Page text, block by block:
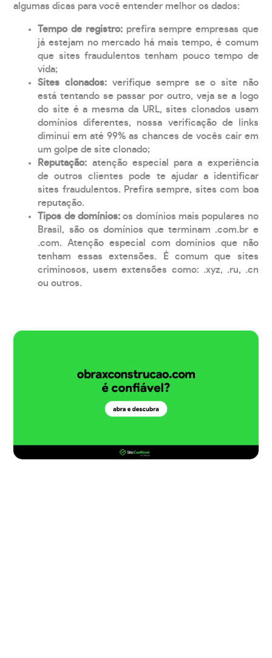
algumas dicas para você entender melhor os dados:
Tempo de registro: prefira sempre empresas que
já estejam no mercado há mais tempo, é comum
que sites fraudulentos tenham pouco tempo de
vida;
Sites clonados: verifique sempre se o site não
está tentando se passar por outro, veja se a logo
do site é a mesma da URL, sites clonados usam
domínios diferentes, nossa verificação de links
diminui em até 99% as chances de vocês cair em
um golpe de site clonado;
Reputação: atenção especial para a experiência
de outros clientes pode te ajudar a identificar
sites fraudulentos. Prefira sempre, sites com boa
reputação.
Tipos de domínios:os domínios mais populares no
Brasil, são os domínios que terminam .com.br e
.com. Atenção especial com domínios que não
tenham essas extensões. É comum que sites
criminosos, usem extensões como: .xyz, .ru, .cn
ou outros.